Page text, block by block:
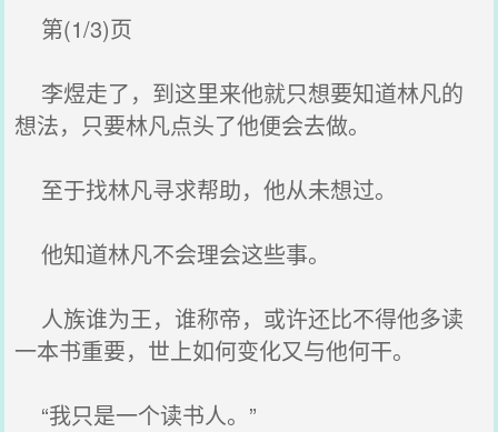
第(1/3)页
李煜走了，到这里来他就只想要知道林凡的
想法，只要林凡点头了他便会去做。
至于找林凡寻求帮助，他从未想过。
他知道林凡不会理会这些事。
人族谁为王，谁称帝，或许还比不得他多读
一本书重要，世上如何变化又与他何干。
“我只是一个读书人。”